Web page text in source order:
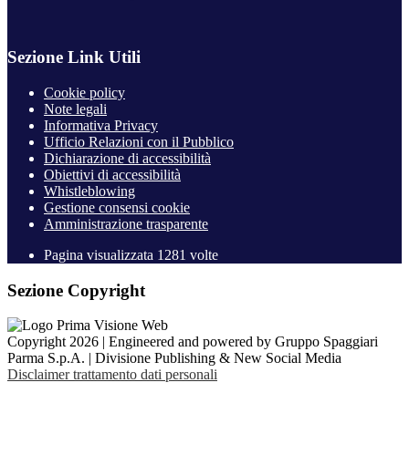
Sezione Link Utili
Cookie policy
Note legali
Informativa Privacy
Ufficio Relazioni con il Pubblico
Dichiarazione di accessibilità
Obiettivi di accessibilità
Whistleblowing
Gestione consensi cookie
Amministrazione trasparente
Pagina visualizzata 1281 volte
Sezione Copyright
Copyright 2026 | Engineered and powered by Gruppo Spaggiari
Parma S.p.A. | Divisione Publishing & New Social Media
Disclaimer trattamento dati personali